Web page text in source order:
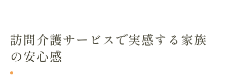
訪問介護サービスで実感する家族
の安心感